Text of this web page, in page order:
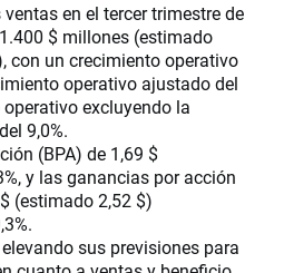
en el tercer trimestre de
$ millones (estimado
con un crecimiento operativo
operativo ajustado del
operativo excluyendo la
9,0%.
(BPA) de 1,69 $
y las ganancias por acción
(estimado 2,52 $)
sus previsiones para